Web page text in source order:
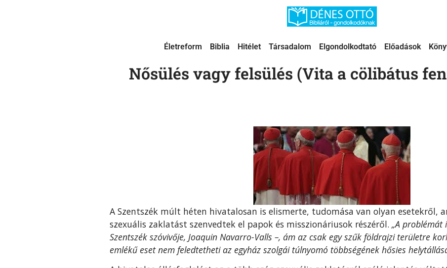
Életreform Biblia Hitélet Társadalom Elgondolkodtató Előadások
Nősülés vagy felsülés (Vita a cölibátus
A Szentszék múlt héten hivatalosan is elismerte, tudomása van olyan esetekről,
szexuális zaklatást szenvedtek el papok és misszionáriusok részéről. „A problémát
Szentszék szóvivője, Joaquin Navarro-Valls –, ám az csak egy szűk földrajzi területre
emlékű eset nem feledtetheti az egyház szolgái túlnyomó többségének hősies